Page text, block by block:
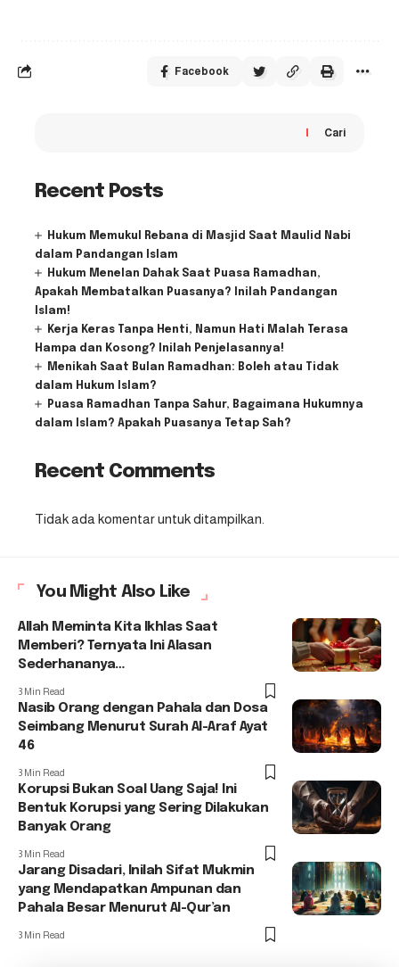
Facebook
Cari
Recent Posts
Hukum Memukul Rebana di Masjid Saat Maulid Nabi
dalam Pandangan Islam
Hukum Menelan Dahak Saat Puasa Ramadhan,
Apakah Membatalkan Puasanya? Inilah Pandangan
Islam!
Kerja Keras Tanpa Henti, Namun Hati Malah Terasa
Hampa dan Kosong? Inilah Penjelasannya!
Menikah Saat Bulan Ramadhan: Boleh atau Tidak
dalam Hukum Islam?
Puasa Ramadhan Tanpa Sahur, Bagaimana Hukumnya
dalam Islam? Apakah Puasanya Tetap Sah?
Recent Comments
Tidak ada komentar untuk ditampilkan.
You Might Also Like
Allah Meminta Kita Ikhlas Saat
Memberi? Ternyata Ini Alasan
Sederhananya…
3 Min Read
Nasib Orang dengan Pahala dan Dosa
Seimbang Menurut Surah Al-Araf Ayat
46
3 Min Read
Korupsi Bukan Soal Uang Saja! Ini
Bentuk Korupsi yang Sering Dilakukan
Banyak Orang
3 Min Read
Jarang Disadari, Inilah Sifat Mukmin
yang Mendapatkan Ampunan dan
Pahala Besar Menurut Al-Qur’an
3 Min Read